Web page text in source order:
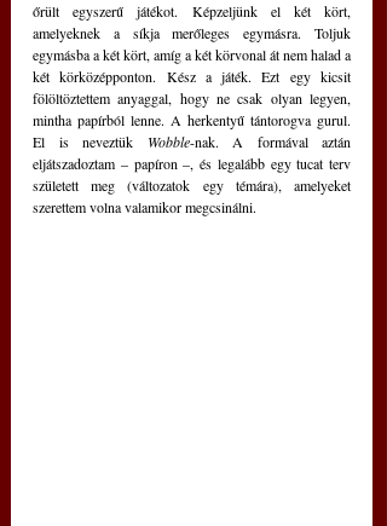
őrült egyszerű játékot. Képzeljünk el két kört,
amelyeknek a síkja merőleges egymásra. Toljuk
egymásba a két kört, amíg a két körvonal át nem halad a
két körközépponton. Kész a játék. Ezt egy kicsit
fölöltöztettem anyaggal, hogy ne csak olyan legyen,
mintha papírból lenne. A herkentyű tántorogva gurul.
El is neveztük Wobble-nak. A formával aztán
eljátszadoztam – papíron –, és legalább egy tucat terv
született meg (változatok egy témára), amelyeket
szerettem volna valamikor megcsinálni.